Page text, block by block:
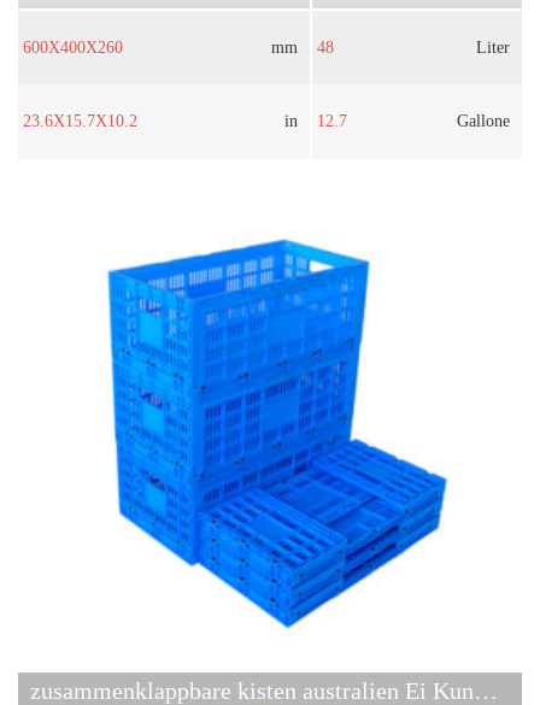
600X400X260 mm
23.6X15.7X10.2 in
48 Liter
12.7 Gallone
zusammenklappbare kisten australien Ei Kunststoffkiste